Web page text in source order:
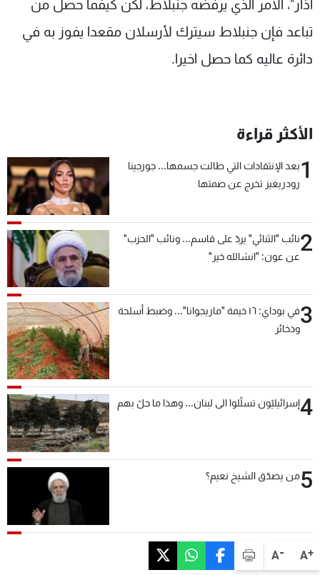
A+
A-
آذار"، الامر الذي يرفضه جنبلاط، لكن كيفما حصل من
تباعد فإن جنبلاط سيترك لأرسلان مقعدا يفوز به في
دائرة عاليه كما حصل اخيرا.
الأكثر قراءة
1بعد الإنتقادات التي طالت جسمها... جورجينا
رودريغيز تخرج عن صمتها
2نائب "الثنائي" يردّ على قاسم... ونائب "الحزب"
عن عون: "انشالله خير"
3
في بوداي: ١٦ خيمة "ماريجوانا"... وضبط أسلحة
وذخائر
4إسرائيليّون تسلّلوا الى لبنان... وهذا ما حلّ بهم
5من يصدّق الشيخ نعيم؟